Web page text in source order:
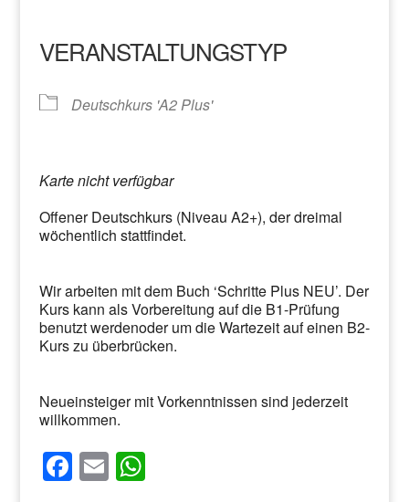
VERANSTALTUNGSTYP
Deutschkurs 'A2 Plus'
Karte nicht verfügbar
Offener Deutschkurs (Niveau A2+), der dreimal
wöchentlich stattfindet.
Wir arbeiten mit dem Buch ‘Schritte Plus NEU’. Der
Kurs kann als Vorbereitung auf die B1-Prüfung
benutzt werdenoder um die Wartezeit auf einen B2-
Kurs zu überbrücken.
Neueinsteiger mit Vorkenntnissen sind jederzeit
willkommen.
F E W